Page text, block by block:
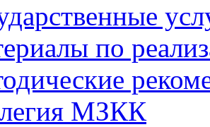
по
МЗКК